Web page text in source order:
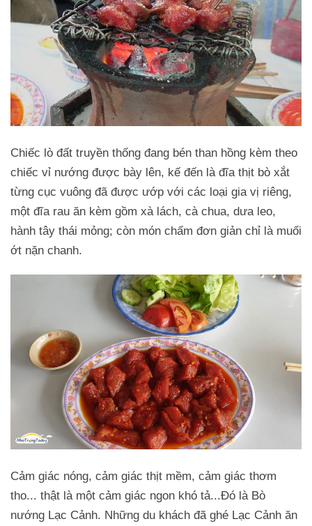
Chiếc lò đất truyền thống đang bén than hồng kèm theo
chiếc vỉ nướng được bày lên, kế đến là đĩa thịt bò xắt
từng cục vuông đã được ướp với các loại gia vị riêng,
một đĩa rau ăn kèm gồm xà lách, cà chua, dưa leo,
hành tây thái mỏng; còn món chấm đơn giản chỉ là muối
ớt nặn chanh.
Cảm giác nóng, cảm giác thịt mềm, cảm giác thơm
tho... thật là một cảm giác ngon khó tả...Đó là Bò
nướng Lạc Cảnh. Những du khách đã ghé Lạc Cảnh ăn